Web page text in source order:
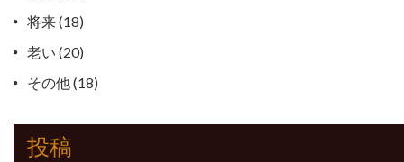
将来(18)
老い (20)
その他(18)
投稿